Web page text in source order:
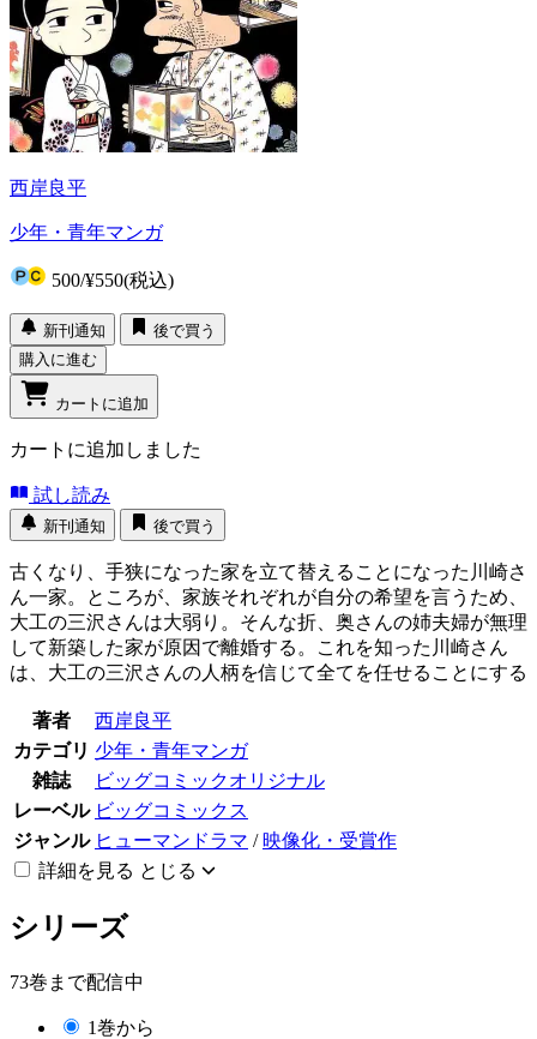
西岸良平
少年・青年マンガ
500/¥550(税込)
新刊通知
後で買う
購入に進む
カートに追加
カートに追加しました
試し読み
新刊通知 後で買う
古くなり、手狭になった家を立て替えることになった川崎さ
ん一家。ところが、家族それぞれが自分の希望を言うため、
大工の三沢さんは大弱り。そんな折、奥さんの姉夫婦が無理
して新築した家が原因で離婚する。これを知った川崎さん
は、大工の三沢さんの人柄を信じて全てを任せることにする
著者
西岸良平
カテゴリ 少年・青年マンガ
雑誌
ビッグコミックオリジナル
レーベル ビッグコミックス
ジャンル ヒューマンドラマ / 映像化・受賞作
詳細を見る とじる
シリーズ
73巻まで配信中
1巻から